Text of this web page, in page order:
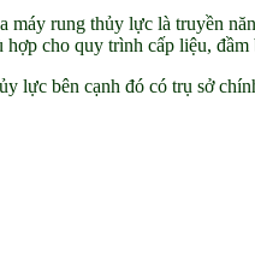
rung thủy lực là truyền
cho quy trình cấp liệu,
lực bên cạnh đó có trụ sở